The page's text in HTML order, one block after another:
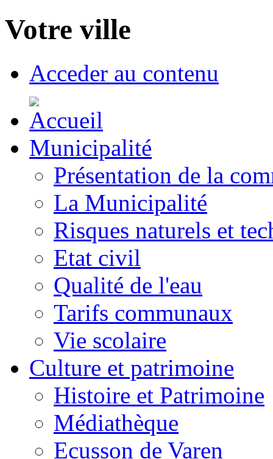
Votre ville
Acceder au contenu
Municipalité
Présentation de la
La Municipalité
Risques naturels et
Etat civil
Qualité de l'eau
Tarifs communaux
Vie scolaire
Culture et patrimoine
Histoire et Patrimoine
Médiathèque
Ecusson de Varen